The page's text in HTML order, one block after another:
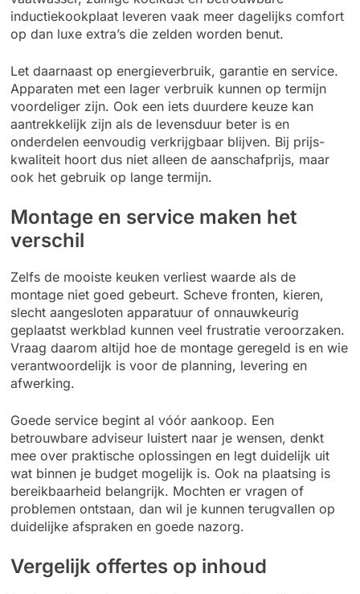
inductiekookplaat leveren vaak meer dagelijks comfort
op dan luxe extra’s die zelden worden benut.
Let daarnaast op energieverbruik, garantie en service.
Apparaten met een lager verbruik kunnen op termijn
voordeliger zijn. Ook een iets duurdere keuze kan
aantrekkelijk zijn als de levensduur beter is en
onderdelen eenvoudig verkrijgbaar blijven. Bij prijs-
kwaliteit hoort dus niet alleen de aanschafprijs, maar
ook het gebruik op lange termijn.
Montage en service maken het
verschil
Zelfs de mooiste keuken verliest waarde als de
montage niet goed gebeurt. Scheve fronten, kieren,
slecht aangesloten apparatuur of onnauwkeurig
geplaatst werkblad kunnen veel frustratie veroorzaken.
Vraag daarom altijd hoe de montage geregeld is en wie
verantwoordelijk is voor de planning, levering en
afwerking.
Goede service begint al vóór aankoop. Een
betrouwbare adviseur luistert naar je wensen, denkt
mee over praktische oplossingen en legt duidelijk uit
wat binnen je budget mogelijk is. Ook na plaatsing is
bereikbaarheid belangrijk. Mochten er vragen of
problemen ontstaan, dan wil je kunnen terugvallen op
duidelijke afspraken en goede nazorg.
Vergelijk offertes op inhoud